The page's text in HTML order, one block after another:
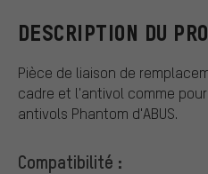
DESCRIPTION DU
Pièce de liaison de
cadre et l'antivol comme
antivols Phantom d'ABUS.
Compatibilité :